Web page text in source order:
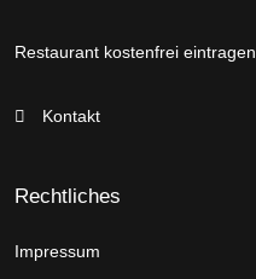
Restaurant kostenfrei eintragen
Kontakt
Rechtliches
Impressum